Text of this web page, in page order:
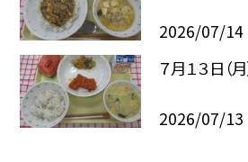
2026/07/14
７月１３日（
2026/07/13